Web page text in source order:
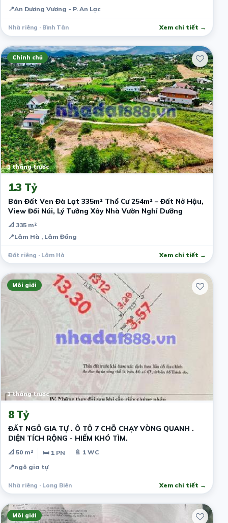
📍An Dương Vương - P. An Lạc
Nhà riêng · Bình Tân Xem chi tiết →
Chính chủ
1 tháng trước
1.3 Tỷ
Bán Đất Ven Đà Lạt 335m² Thổ Cư 254m² – Đất Nở Hậu,
View Đồi Núi, Lý Tưởng Xây Nhà Vườn Nghỉ Dưỡng
📐 335 m²
📍Lâm Hà , Lâm Đồng
Đất riêng · Lâm Hà Xem chi tiết →
Môi giới
1 tháng trước
8 Tỷ
ĐẤT NGÔ GIA TỰ . Ô TÔ 7 CHỖ CHẠY VÒNG QUANH .
DIỆN TÍCH RỘNG - HIẾM KHÓ TÌM.
📐 50 m² 🛏 1 PN
🚿 1 WC
📍ngô gia tự
Nhà riêng · Long Biên Xem chi tiết →
Môi giới